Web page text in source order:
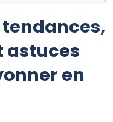
tendances,
astuces
en